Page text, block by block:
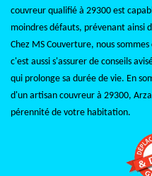
couvreur qualifié à 29300 est
moindres défauts, prévenant ainsi
Chez MS Couverture, nous
c'est aussi s'assurer de conseils
qui prolonge sa durée de vie. En
d'un artisan couvreur à 29300,
pérennité de votre habitation.